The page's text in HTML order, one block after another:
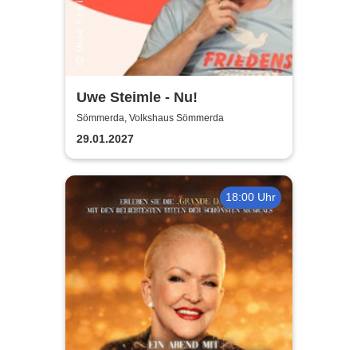
Uwe Steimle - Nu!
Sömmerda, Volkshaus Sömmerda
29.01.2027
18:00 Uhr